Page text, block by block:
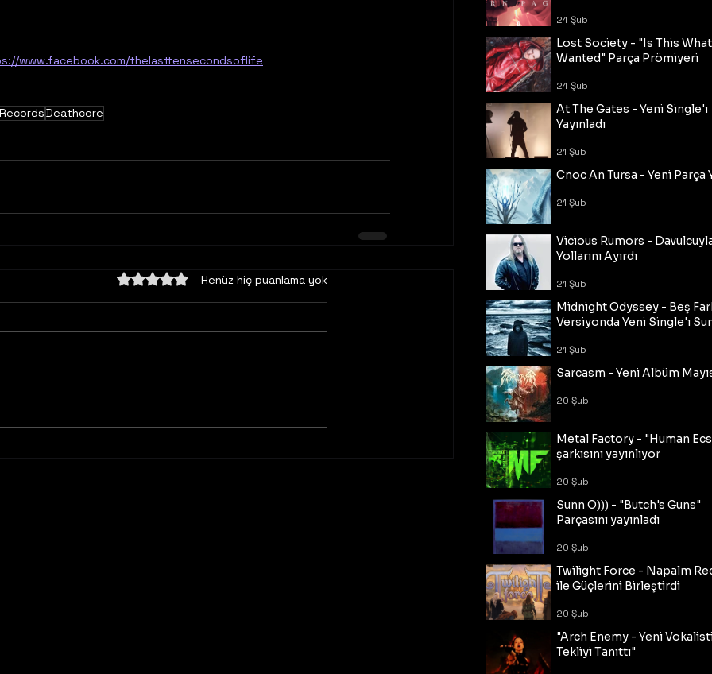
www.facebook.com/thelasttensecondsoflife
Deathcore
5 üzerinden 0 yıldızHenüz hiç puanlama yok
24 Şub
Lost Society - "Is This
Wanted" Parça Prömiyeri
24 Şub
At The Gates - Yeni Single'ı
Yayınladı
21 Şub
Cnoc An Tursa - Yeni Parça
21 Şub
Vicious Rumors -
Yollarını Ayırdı
21 Şub
Midnight Odyssey - Beş
Versiyonda Yeni Single'ı
21 Şub
Sarcasm - Yeni Albüm
20 Şub
Metal Factory - "Human
şarkısını yayınlıyor
20 Şub
Sunn O))) - "Butch's Guns"
Parçasını yayınladı
20 Şub
Twilight Force - Napalm
ile Güçlerini Birleştirdi
20 Şub
"Arch Enemy - Yeni
Tekliyi Tanıttı"